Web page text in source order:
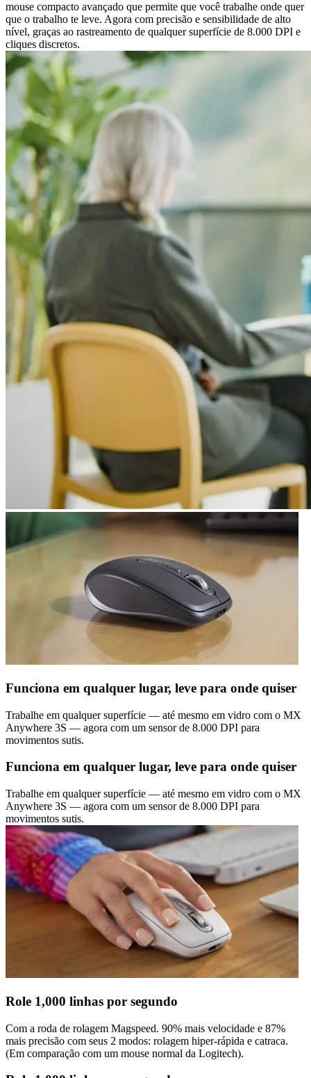
mouse compacto avançado que permite que você trabalhe onde quer
que o trabalho te leve. Agora com precisão e sensibilidade de alto
nível, graças ao rastreamento de qualquer superfície de 8.000 DPI e
cliques discretos.
Funciona em qualquer lugar, leve para onde quiser
Trabalhe em qualquer superfície — até mesmo em vidro com o MX
Anywhere 3S — agora com um sensor de 8.000 DPI para
movimentos sutis.
Funciona em qualquer lugar, leve para onde quiser
Trabalhe em qualquer superfície — até mesmo em vidro com o MX
Anywhere 3S — agora com um sensor de 8.000 DPI para
movimentos sutis.
Role 1,000 linhas por segundo
Com a roda de rolagem Magspeed. 90% mais velocidade e 87%
mais precisão com seus 2 modos: rolagem hiper-rápida e catraca.
(Em comparação com um mouse normal da Logitech).